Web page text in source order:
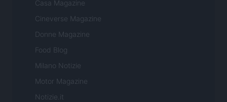
Casa Magazine
Cineverse Magazine
Donne Magazine
Food Blog
Milano Notizie
Motor Magazine
Notizie.it